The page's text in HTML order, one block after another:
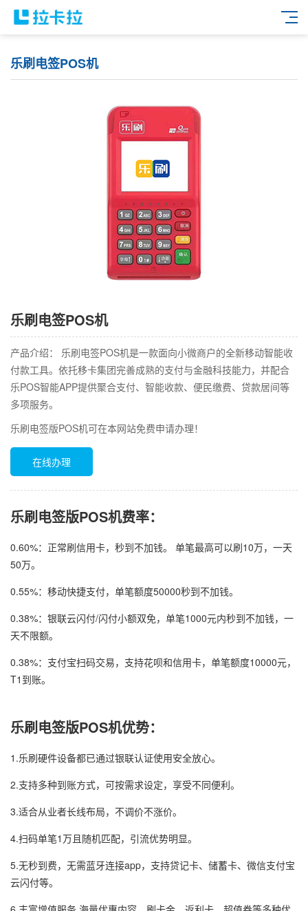
乐刷电签POS机
乐刷电签POS机
产品介绍： 乐刷电签POS机是一款面向小微商户的全新移动智能收
付款工具。依托移卡集团完善成熟的支付与金融科技能力，并配合
乐POS智能APP提供聚合支付、智能收款、便民缴费、贷款居间等
多项服务。
乐刷电签版POS机可在本网站免费申请办理！
在线办理
乐刷电签版POS机费率：
0.60%：正常刷信用卡，秒到不加钱。 单笔最高可以刷10万，一天
50万。
0.55%：移动快捷支付，单笔额度50000秒到不加钱。
0.38%：银联云闪付/闪付小额双免，单笔1000元内秒到不加钱，一
天不限额。
0.38%：支付宝扫码交易，支持花呗和信用卡，单笔额度10000元，
T1到账。
乐刷电签版POS机优势：
1.乐刷硬件设备都已通过银联认证使用安全放心。
2.支持多种到账方式，可按需求设定，享受不同便利。
3.适合从业者长线布局，不调价不涨价。
4.扫码单笔1万且随机匹配，引流优势明显。
5.无秒到费，无需蓝牙连接app，支持贷记卡、储蓄卡、微信支付宝
云闪付等。